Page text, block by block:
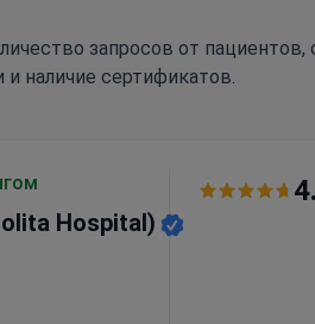
запросов от
наличие сертификатов.
Hospital)